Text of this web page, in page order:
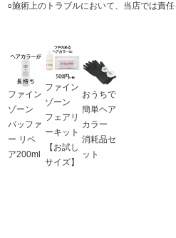
○施術上のトラブルにおいて、当店では責任
ファイン
ゾーン
バッファ
ー リペ
ア200ml
ファイン
ゾーン
フェアリ
ーキット
【お試し
サイズ】
おうちで
簡単ヘア
カラー
消耗品セ
ット